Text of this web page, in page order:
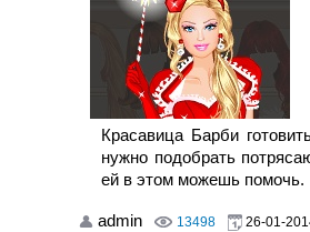
Красавица Барби
нужно подобрать
ей в этом можешь помочь.
admin 13498 26-01-